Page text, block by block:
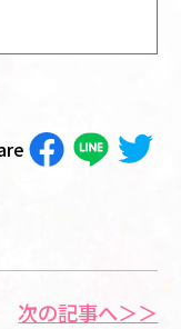
次の記事へ＞＞